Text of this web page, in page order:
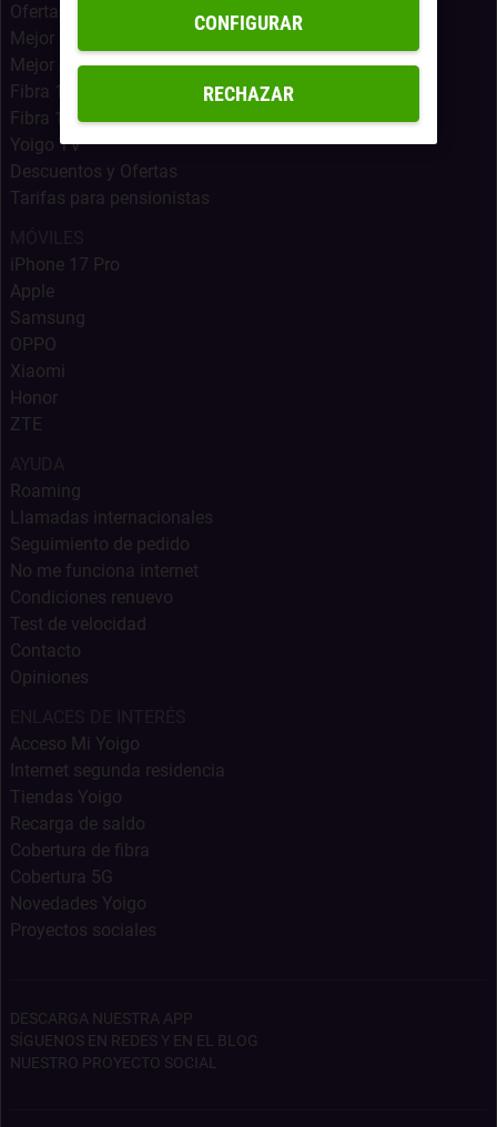
Ofertas Internet Móvil
Mejor Oferta Fibra
Mejor oferta fibra, móvil y Netflix
Fibra 1Gb + Móvil Infinito
Fibra 1Gb
Yoigo TV
Descuentos y Ofertas
Tarifas para pensionistas
iPhone 17 Pro
Apple
Samsung
OPPO
Xiaomi
Honor
ZTE
Roaming
Llamadas internacionales
Seguimiento de pedido
No me funciona internet
Condiciones renuevo
Test de velocidad
Contacto
Opiniones
Acceso Mi Yoigo
Internet segunda residencia
Tiendas Yoigo
Recarga de saldo
Cobertura de fibra
Cobertura 5G
Novedades Yoigo
Proyectos sociales
DESCARGA NUESTRA APP
SÍGUENOS EN REDES Y EN EL BLOG
NUESTRO PROYECTO SOCIAL
RECHAZAR
CONFIGURAR